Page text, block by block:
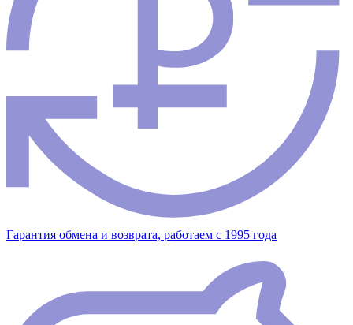
Гарантия обмена и возврата, работаем с 1995 года